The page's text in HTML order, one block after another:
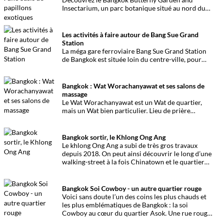
Insectarium, un parc botanique situé au nord du
endroit est un must-see pour tous les amoureux de
la nature.
Les activités à faire autour de Bang Sue Grand
Station
La méga gare ferroviaire Bang Sue Grand Station
de Bangkok est située loin du centre-ville, pour
trucs à voir.
Bangkok : Wat Worachanyawat et ses salons de
massage
Le Wat Worachanyawat est un Wat de quartier,
mais un Wat bien particulier. Lieu de prière
de massage de Bangkok. A voir.
Bangkok sortir, le Khlong Ong Ang
Le khlong Ong Ang a subi de très gros travaux
depuis 2018. On peut ainsi découvrir le long d’une
walking-street à la fois Chinatown et le quartier
Bangkok Soi Cowboy - un autre quartier rouge
Voici sans doute l’un des coins les plus chauds et
les plus emblématiques de Bangkok : la soi
Cowboy au cœur du quartier Asok. Une rue rouge